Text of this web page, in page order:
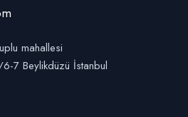
mahallesi
7 Beylikdüzü İstanbul